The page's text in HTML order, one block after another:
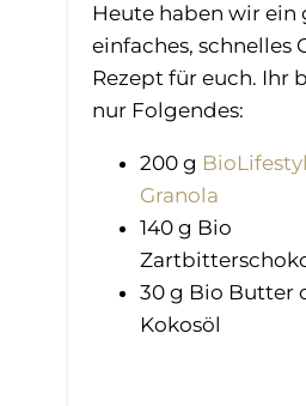
Heute haben wir ein
einfaches, schnelles
Rezept für euch. Ihr
nur Folgendes:
200 g
Granola
140 g Bio
30 g Bio Butter
Kokosöl